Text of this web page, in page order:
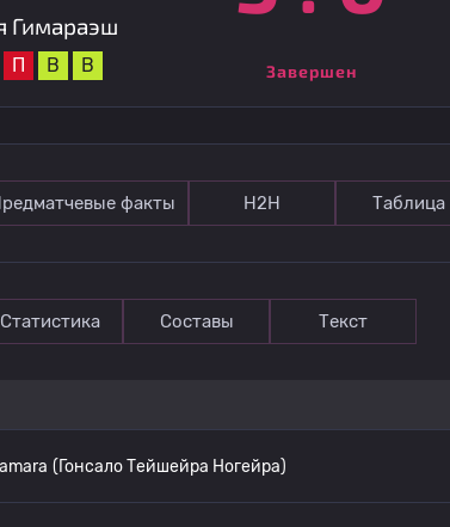
Гимараэш
П В В Завершен
факты Н2Н Таблица
Статистика Составы Текст
(Гонсало Тейшейра Ногейра)